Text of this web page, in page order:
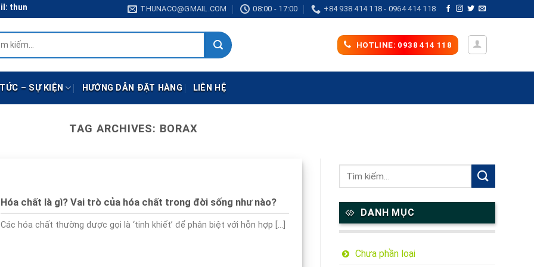
THUNACO@GMAIL.COM 08:00 - 17:00 +84 938 414 118 - 0964 414 118
HOTLINE: 0938 414 118
– SỰ KIỆN HƯỚNG DẪN ĐẶT HÀNG LIÊN HỆ
TAG ARCHIVES: BORAX
Hóa chất là gì? Vai trò của hóa chất trong đời sống như nào?
Các hóa chất thường được gọi là ‘tinh khiết’ để phân biệt với hỗn hợp [...]
DANH MỤC
Chưa phần loại